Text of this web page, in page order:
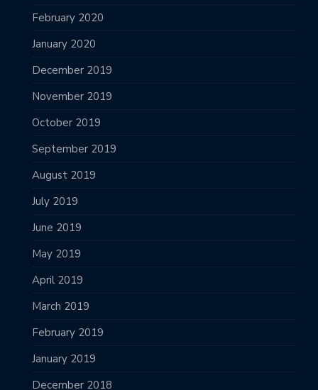
February 2020
January 2020
December 2019
November 2019
October 2019
September 2019
August 2019
July 2019
June 2019
May 2019
April 2019
March 2019
February 2019
January 2019
December 2018